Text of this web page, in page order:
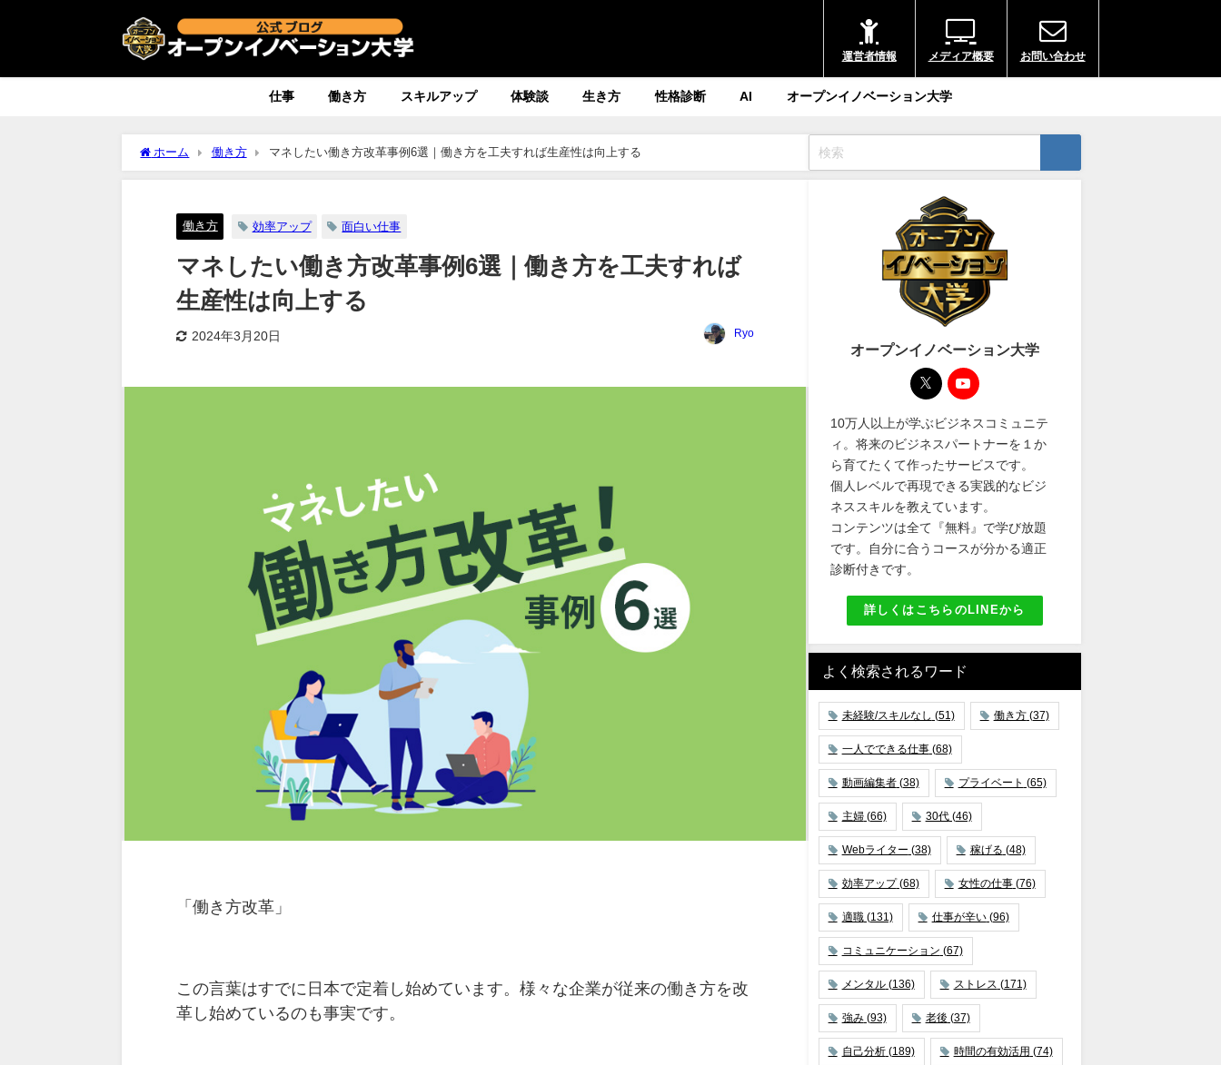
運営者情報 メディア概要 お問い合わせ
仕事 働き方 スキルアップ 体験談 生き方 性格診断 AI オープンイノベーション大学
ホーム 働き方 マネしたい働き方改革事例6選｜働き方を工夫すれば生産性は向上する
働き方 効率アップ 面白い仕事
マネしたい働き方改革事例6選｜働き方を工夫すれば
生産性は向上する
2024年3月20日 Ryo
「働き方改革」
この言葉はすでに日本で定着し始めています。様々な企業が従来の働き方を改
革し始めているのも事実です。
オープンイノベーション大学
10万人以上が学ぶビジネスコミュニテ
ィ。将来のビジネスパートナーを１か
ら育てたくて作ったサービスです。
個人レベルで再現できる実践的なビジ
ネススキルを教えています。
コンテンツは全て『無料』で学び放題
です。自分に合うコースが分かる適正
診断付きです。
詳しくはこちらのLINEから
よく検索されるワード
未経験/スキルなし (51) 働き方(37)
一人でできる仕事(68)
動画編集者(38) プライベート (65)
主婦(66) 30代(46)
Webライター (38) 稼げる (48)
効率アップ(68) 女性の仕事(76)
適職(131) 仕事が辛い(96)
コミュニケーション (67)
メンタル(136) ストレス (171)
強み(93) 老後 (37)
自己分析(189) 時間の有効活用 (74)